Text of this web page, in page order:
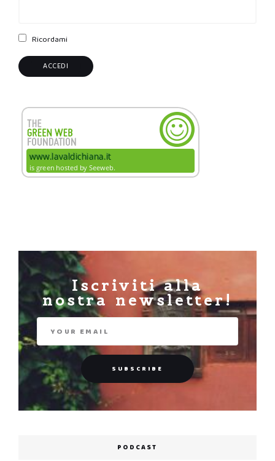
Ricordami
Iscriviti alla
nostra newsletter!
PODCAST